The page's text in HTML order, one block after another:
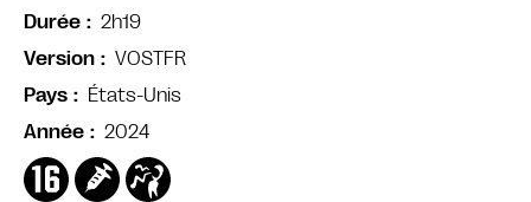
Durée
2h19
Version
VOSTFR
Pays
États-Unis
Année
2024